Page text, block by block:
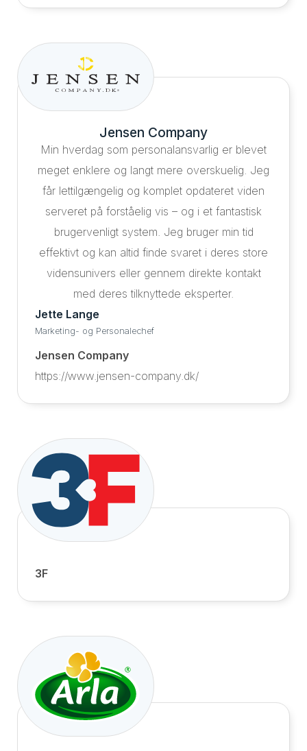
Jensen Company
Min hverdag som personalansvarlig er blevet
meget enklere og langt mere overskuelig. Jeg
får lettilgængelig og komplet opdateret viden
serveret på forståelig vis – og i et fantastisk
brugervenligt system. Jeg bruger min tid
effektivt og kan altid finde svaret i deres store
vidensunivers eller gennem direkte kontakt
med deres tilknyttede eksperter.
Jette Lange
Marketing- og Personalechef
Jensen Company
https://www.jensen-company.dk/
3F